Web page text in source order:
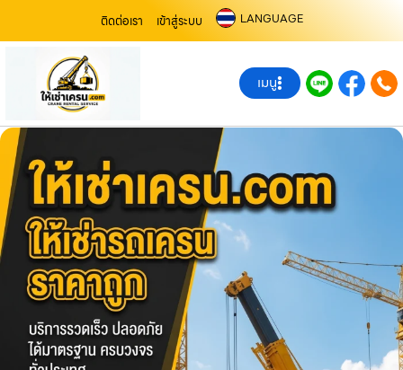
ติดต่อเรา เข้าสู่ระบบ LANGUAGE
เมนู